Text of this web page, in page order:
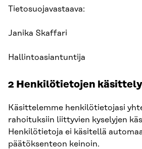
Tietosuojavastaava:
Janika Skaffari
Hallintoasiantuntija
2 Henkilötietojen
Käsittelemme henkilötietojasi
rahoituksiin liittyvien kyselyjen
Henkilötietoja ei käsitellä
päätöksenteon keinoin.